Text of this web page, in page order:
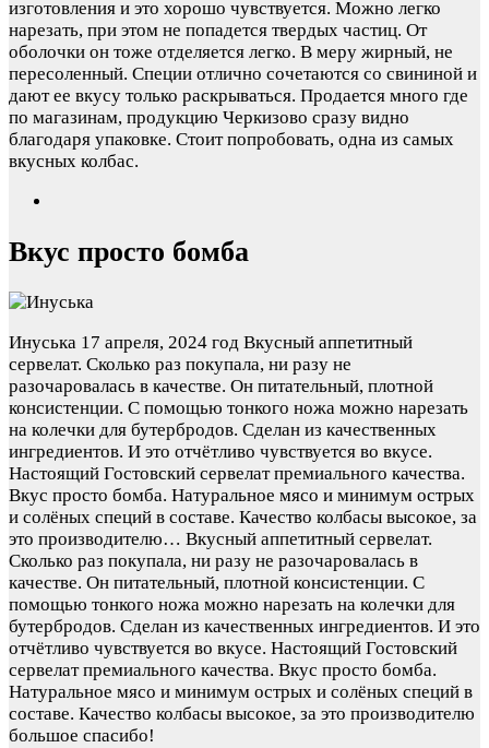
изготовления и это хорошо чувствуется. Можно легко
нарезать, при этом не попадется твердых частиц. От
оболочки он тоже отделяется легко. В меру жирный, не
пересоленный. Специи отлично сочетаются со свининой и
дают ее вкусу только раскрываться. Продается много где
по магазинам, продукцию Черкизово сразу видно
благодаря упаковке. Стоит попробовать, одна из самых
вкусных колбас.
Вкус просто бомба
Инуська 17 апреля, 2024 год Вкусный аппетитный
сервелат. Сколько раз покупала, ни разу не
разочаровалась в качестве. Он питательный, плотной
консистенции. С помощью тонкого ножа можно нарезать
на колечки для бутербродов. Сделан из качественных
ингредиентов. И это отчётливо чувствуется во вкусе.
Настоящий Гостовский сервелат премиального качества.
Вкус просто бомба. Натуральное мясо и минимум острых
и солёных специй в составе. Качество колбасы высокое, за
это производителю… Вкусный аппетитный сервелат.
Сколько раз покупала, ни разу не разочаровалась в
качестве. Он питательный, плотной консистенции. С
помощью тонкого ножа можно нарезать на колечки для
бутербродов. Сделан из качественных ингредиентов. И это
отчётливо чувствуется во вкусе. Настоящий Гостовский
сервелат премиального качества. Вкус просто бомба.
Натуральное мясо и минимум острых и солёных специй в
составе. Качество колбасы высокое, за это производителю
большое спасибо!